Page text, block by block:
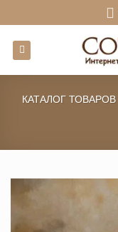
to
content
КАТАЛОГ ТОВАРОВ